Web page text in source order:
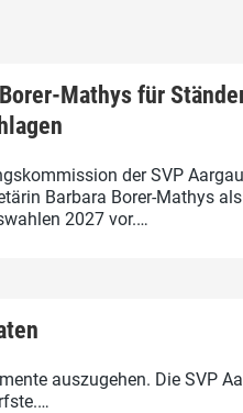
Mathys für
der SVP
Barbara Borer-Mathys
2027 vor.…
auszugehen. Die SVP